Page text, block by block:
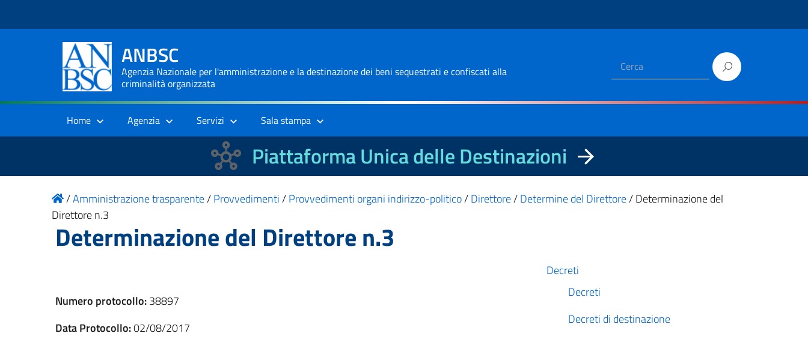
ANBSC
Agenzia Nazionale per l'amministrazione e la destinazione dei beni sequestrati e confiscati alla
criminalità organizzata
Home Agenzia Servizi Sala stampa
Piattaforma Unica delle Destinazioni
/Amministrazione trasparente/Provvedimenti/Provvedimenti organi indirizzo-politico/Direttore/Determine del Direttore/Determinazione del
Direttore n.3
Determinazione del Direttore n.3
Numero protocollo:38897
Data Protocollo:02/08/2017
Decreti
Decreti
Decreti di destinazione